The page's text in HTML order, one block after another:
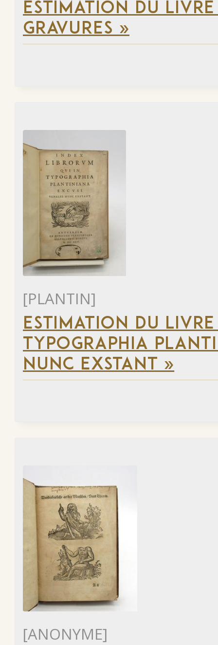
ESTIMATION DU
GRAVURES »
[PLANTIN]
ESTIMATION DU
TYPOGRAPHIA
NUNC EXSTANT »
[ANONYME]